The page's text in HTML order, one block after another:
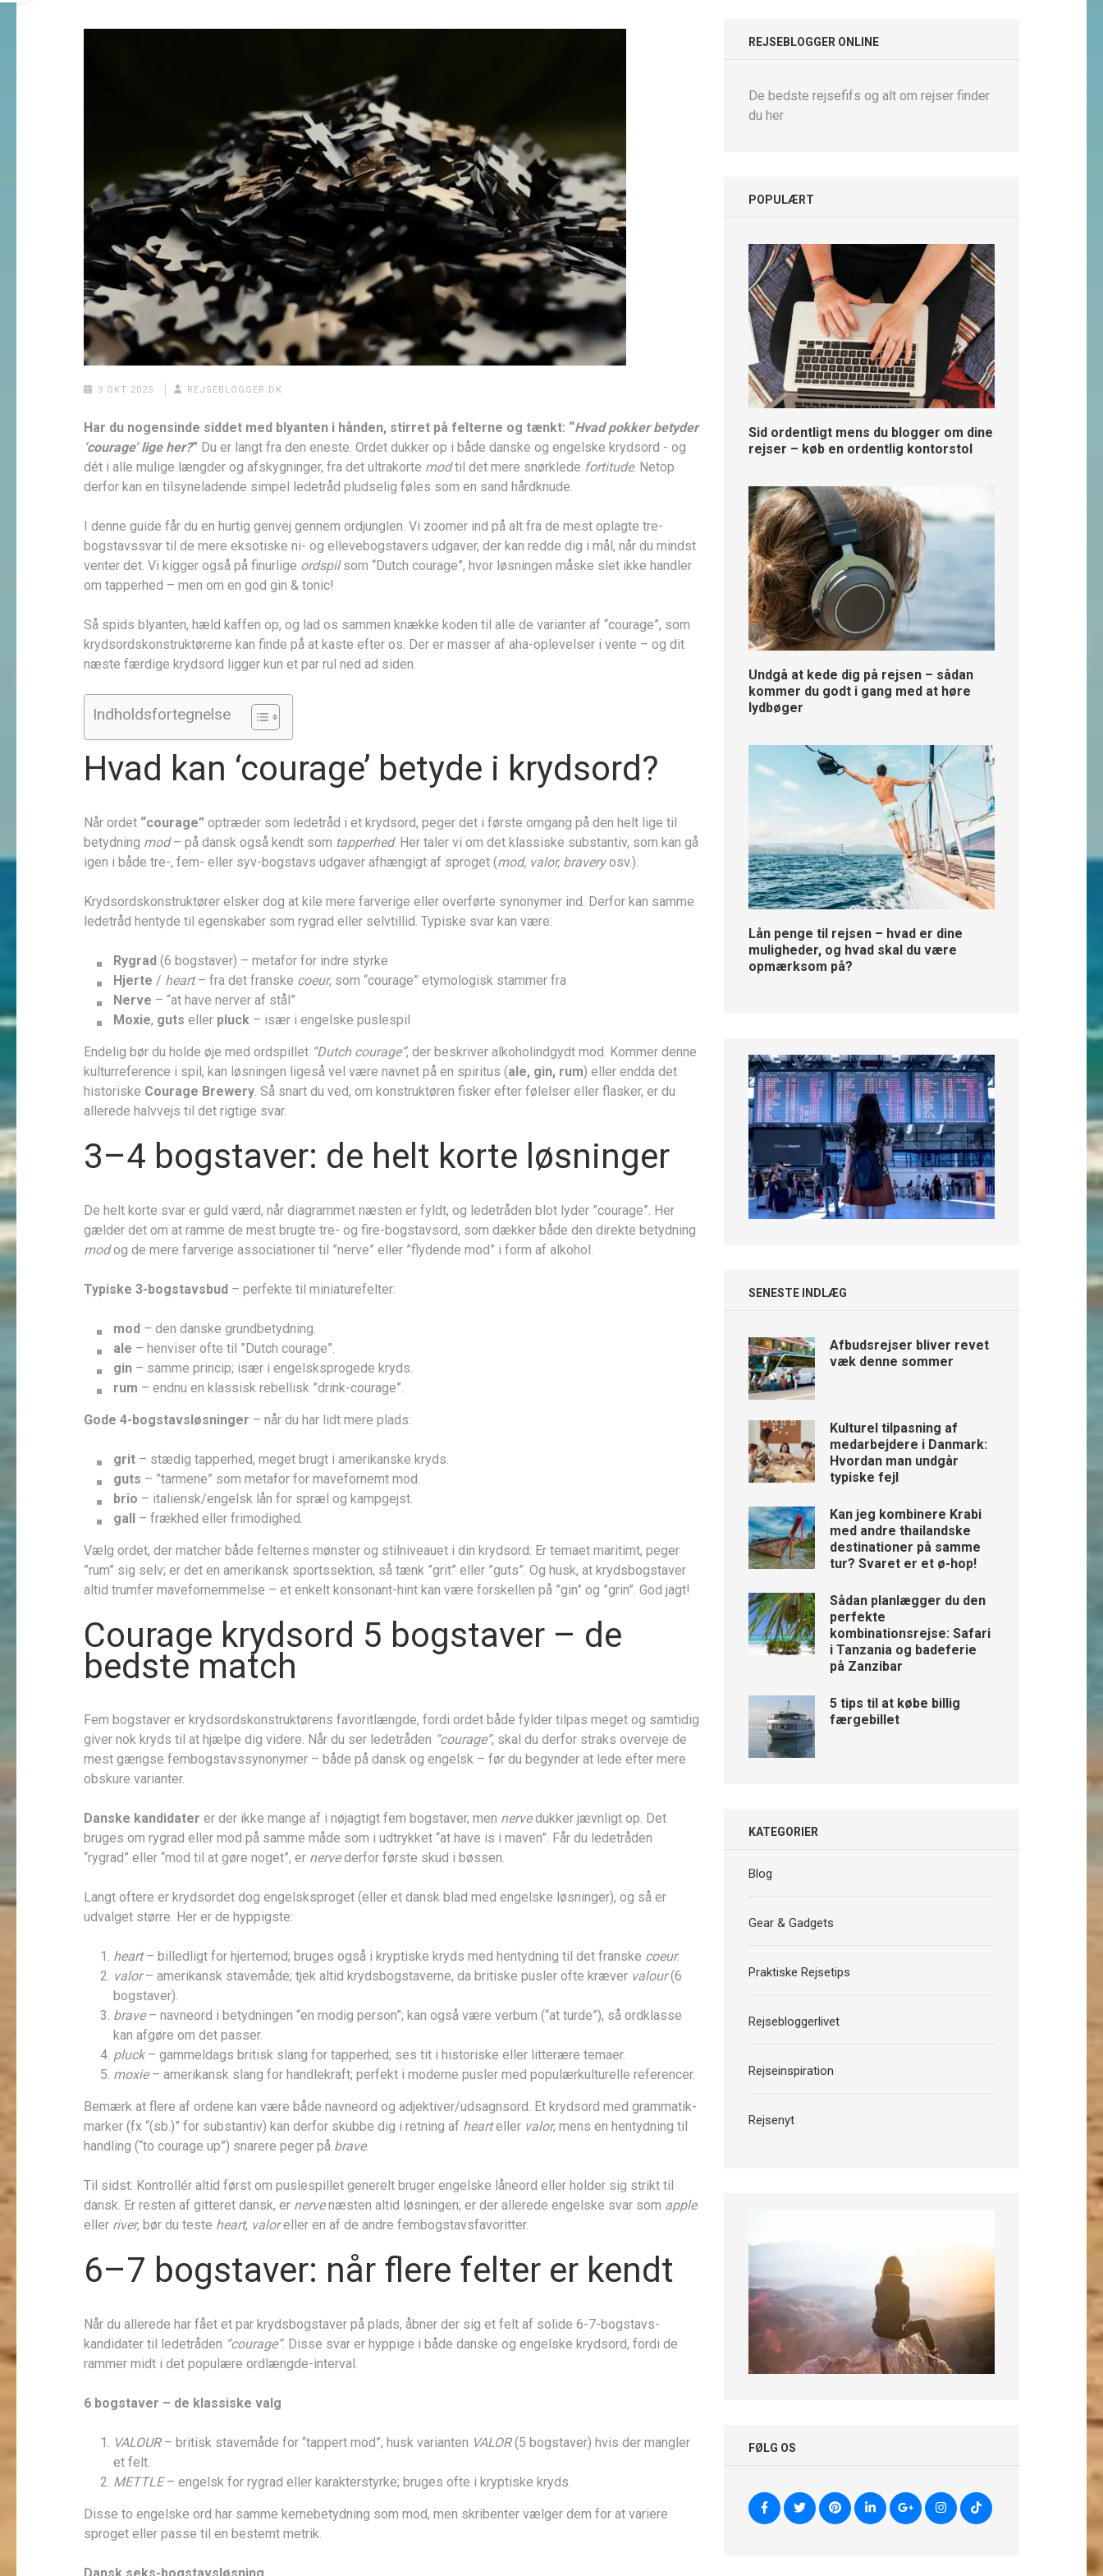
9 OKT 2025 REJSEBLOGGER.DK
Har du nogensinde siddet med blyanten i hånden, stirret på felterne og tænkt: “Hvad pokker betyder
‘courage’ lige her?” Du er langt fra den eneste. Ordet dukker op i både danske og engelske krydsord ­- og
dét i alle mulige længder og afskygninger, fra det ultrakorte modtil det mere snørklede fortitude. Netop
derfor kan en tilsyneladende simpel ledetråd pludselig føles som en sand hårdknude.
I denne guide får du en hurtig genvej gennem ordjunglen. Vi zoomer ind på alt fra de mest oplagte tre­
bogstavs­svar til de mere eksotiske ni- og elleve­bogstavers udgaver, der kan redde dig i mål, når du mindst
venter det. Vi kigger også på finurlige ordspilsom “Dutch courage”, hvor løsningen måske slet ikke handler
om tapperhed – men om en god gin & tonic!
Så spids blyanten, hæld kaffen op, og lad os sammen knække koden til alle de varianter af “courage”, som
krydsordskonstruktørerne kan finde på at kaste efter os. Der er masser af aha-oplevelser i vente – og dit
næste færdige krydsord ligger kun et par rul ned ad siden.
Indholdsfortegnelse
Hvad kan ‘courage’ betyde i krydsord?
Når ordet “courage” optræder som ledetråd i et krydsord, peger det i første omgang på den helt lige til
betydning mod– på dansk også kendt som tapperhed. Her taler vi om det klassiske substantiv, som kan gå
igen i både tre-, fem- eller syv-bogstavs udgaver afhængigt af sproget (mod, valor, braveryosv.).
Krydsordskonstruktører elsker dog at kile mere farverige eller overførte synonymer ind. Derfor kan samme
ledetråd hentyde til egenskaber som rygrad eller selvtillid. Typiske svar kan være:
Rygrad (6 bogstaver) – metafor for indre styrke
Hjerte / heart– fra det franske coeur, som “courage” etymologisk stammer fra
Nerve – “at have nerver af stål”
Moxie, guts eller pluck – især i engelske puslespil
Endelig bør du holde øje med ordspillet “Dutch courage”, der beskriver alkohol­indgydt mod. Kommer denne
kultur­reference i spil, kan løsningen ligeså vel være navnet på en spiritus (ale, gin, rum) eller endda det
historiske Courage Brewery . Så snart du ved, om konstruktøren fisker efter følelser eller flasker, er du
allerede halvvejs til det rigtige svar.
3–4 bogstaver: de helt korte løsninger
De helt korte svar er guld værd, når diagrammet næsten er fyldt, og ledetråden blot lyder ”courage”. Her
gælder det om at ramme de mest brugte tre- og fire-bogstavsord, som dækker både den direkte betydning
modog de mere farverige associationer til ”nerve” eller ”flydende mod” i form af alkohol.
Typiske 3-bogstavsbud – perfekte til miniaturefelter:
mod – den danske grundbetydning.
ale – henviser ofte til ”Dutch courage”.
gin – samme princip; især i engelsksprogede kryds.
rum – endnu en klassisk rebellisk ”drink-courage”.
Gode 4-bogstavsløsninger – når du har lidt mere plads:
grit – stædig tapperhed, meget brugt i amerikanske kryds.
guts – ”tarmene” som metafor for mave­fornemt mod.
brio – italiensk/engelsk lån for spræl og kampgejst.
gall – frækhed eller frimodighed.
Vælg ordet, der matcher både felternes mønster og stilniveauet i din krydsord: Er temaet maritimt, peger
”rum” sig selv; er det en amerikansk sportssektion, så tænk ”grit” eller ”guts”. Og husk, at kryds­bogstaver
altid trumfer mavefornemmelse – et enkelt konsonant-hint kan være forskellen på ”gin” og ”grin”. God jagt!
Courage krydsord 5 bogstaver – de
bedste match
Fem bogstaver er krydsords­konstruktørens favoritlængde, fordi ordet både fylder tilpas meget og samtidig
giver nok kryds til at hjælpe dig videre. Når du ser ledetråden “courage”, skal du derfor straks overveje de
mest gængse fem­bogstavs­synonymer – både på dansk og engelsk – før du begynder at lede efter mere
obskure varianter.
Danske kandidater er der ikke mange af i nøjagtigt fem bogstaver, men nervedukker jævnligt op. Det
bruges om rygrad eller mod på samme måde som i udtrykket “at have is i maven”. Får du ledetråden
“rygrad” eller “mod til at gøre noget”, er nervederfor første skud i bøssen.
Langt oftere er krydsordet dog engelsksproget (eller et dansk blad med engelske løsninger), og så er
udvalget større. Her er de hyppigste:
heart– billedligt for hjertemod; bruges også i kryptiske kryds med hentydning til det franske coeur.
valor– amerikansk stavemåde; tjek altid krydsbogstaverne, da britiske pusler ofte kræver valour(6
bogstaver).
brave– navneord i betydningen “en modig person”; kan også være verbum (“at turde”), så ordklasse
kan afgøre om det passer.
pluck– gammeldags britisk slang for tapperhed; ses tit i historiske eller litterære temaer.
moxie– amerikansk slang for handlekraft; perfekt i moderne pusler med populærkulturelle referencer.
Bemærk at flere af ordene kan være både navneord og adjektiver/udsagnsord. Et krydsord med grammatik­
marker (fx “(sb.)” for substantiv) kan derfor skubbe dig i retning af hearteller valor, mens en hentydning til
handling (“to courage up”) snarere peger på brave.
Til sidst: Kontrollér altid først om puslespillet generelt bruger engelske låneord eller holder sig strikt til
dansk. Er resten af gitteret dansk, er nervenæsten altid løsningen; er der allerede engelske svar som apple
eller river, bør du teste heart, valoreller en af de andre fem­bogstavs­favoritter.
6–7 bogstaver: når flere felter er kendt
Når du allerede har fået et par krydsbogstaver på plads, åbner der sig et felt af solide 6-7-bogstavs­
kandidater til ledetråden “courage”. Disse svar er hyppige i både danske og engelske krydsord, fordi de
rammer midt i det populære ordlængde-interval.
6 bogstaver – de klassiske valg
VALOUR– britisk stavemåde for “tappert mod”; husk varianten VALOR(5 bogstaver) hvis der mangler
et felt.
METTLE– engelsk for rygrad eller karakterstyrke; bruges ofte i kryptiske kryds.
Disse to engelske ord har samme kernebetydning som mod, men skribenter vælger dem for at variere
sproget eller passe til en bestemt metrik.
REJSEBLOGGER ONLINE
De bedste rejsefifs og alt om rejser finder
du her
POPULÆRT
Sid ordentligt mens du blogger om dine
rejser – køb en ordentlig kontorstol
Undgå at kede dig på rejsen – sådan
kommer du godt i gang med at høre
lydbøger
Lån penge til rejsen – hvad er dine
muligheder, og hvad skal du være
opmærksom på?
SENESTE INDLÆG
Afbudsrejser bliver revet
væk denne sommer
Kulturel tilpasning af
medarbejdere i Danmark:
Hvordan man undgår
typiske fejl
Kan jeg kombinere Krabi
med andre thailandske
destinationer på samme
tur? Svaret er et ø-hop!
Sådan planlægger du den
perfekte
kombinationsrejse: Safari
i Tanzania og badeferie
på Zanzibar
5 tips til at købe billig
færgebillet
KATEGORIER
Blog
Gear & Gadgets
Praktiske Rejsetips
Rejsebloggerlivet
Rejseinspiration
Rejsenyt
FØLG OS